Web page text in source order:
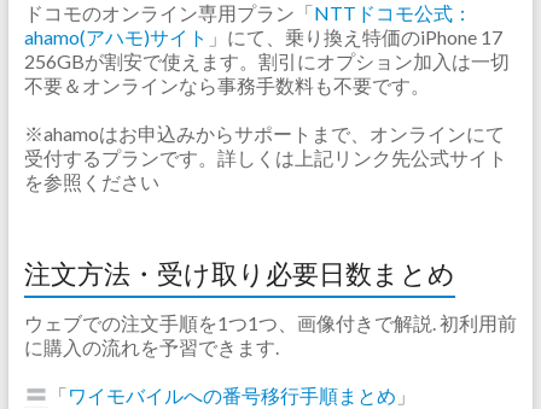
ドコモのオンライン専用プラン「NTTドコモ公式：
ahamo(アハモ)サイト 」にて、乗り換え特価のiPhone 17
256GBが割安で使えます。割引にオプション加入は一切
不要＆オンラインなら事務手数料も不要です。
※ahamoはお申込みからサポートまで、オンラインにて
受付するプランです。詳しくは上記リンク先公式サイト
を参照ください
注文方法・受け取り必要日数まとめ
ウェブでの注文手順を1つ1つ、画像付きで解説. 初利用前
に購入の流れを予習できます.
「ワイモバイルへの番号移行手順まとめ 」